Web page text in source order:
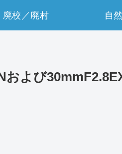
廃校／廃村 自然
および